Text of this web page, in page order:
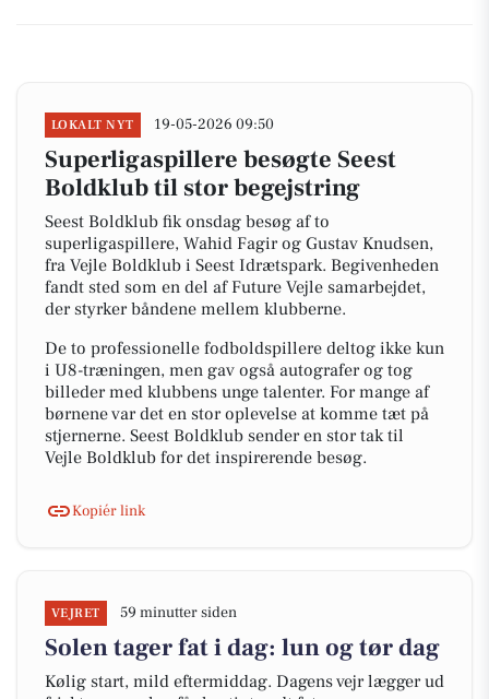
LOKALT NYT 19-05-2026 09:50
Superligaspillere besøgte Seest
Boldklub til stor begejstring
Seest Boldklub fik onsdag besøg af to
superligaspillere, Wahid Fagir og Gustav Knudsen,
fra Vejle Boldklub i Seest Idrætspark. Begivenheden
fandt sted som en del af Future Vejle samarbejdet,
der styrker båndene mellem klubberne.
De to professionelle fodboldspillere deltog ikke kun
i U8-træningen, men gav også autografer og tog
billeder med klubbens unge talenter. For mange af
børnene var det en stor oplevelse at komme tæt på
stjernerne. Seest Boldklub sender en stor tak til
Vejle Boldklub for det inspirerende besøg.
Kopiér link
VEJRET 59 minutter siden
Solen tager fat i dag: lun og tør dag
Kølig start, mild eftermiddag. Dagens vejr lægger ud